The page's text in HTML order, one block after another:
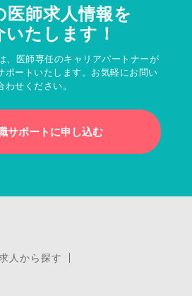
医師求人情報を
いたします！
、医師専任のキャリアパートナーが
ポートいたします。お気軽にお問い
わせください。
サポートに申し込む
人から探す